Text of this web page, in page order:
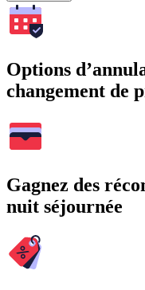
Options
changement de
Gagnez des
nuit séjournée